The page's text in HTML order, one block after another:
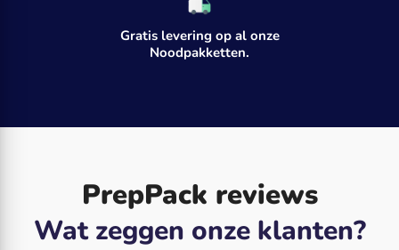
Gratis levering op al onze
Noodpakketten.
PrepPack reviews
Wat zeggen onze klanten?